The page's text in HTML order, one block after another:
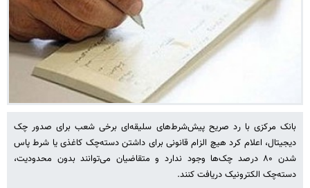
بانک مرکزی با رد صریح پیش‌شرط‌های سلیقه‌ای برخی شعب برای صدور چک
دیجیتال، اعلام کرد هیچ الزام قانونی برای داشتن دسته‌چک کاغذی یا شرط پاس
شدن ۸۰ درصد چک‌ها وجود ندارد و متقاضیان می‌توانند بدون محدودیت،
دسته‌چک الکترونیک دریافت کنند.